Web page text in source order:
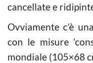
cancellate e
Ovviamente c’è una
con le misure
mondiale (105×68